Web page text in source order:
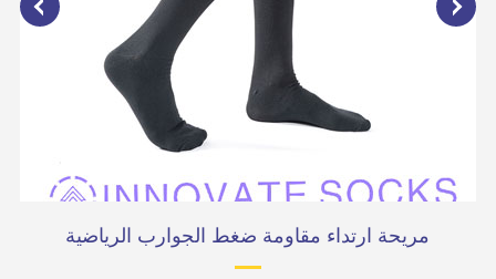
مريحة ارتداء مقاومة ضغط الجوارب الرياضية